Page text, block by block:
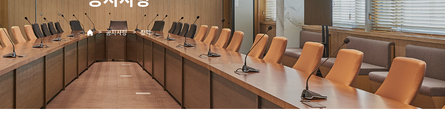
> 공지사항 > 장학